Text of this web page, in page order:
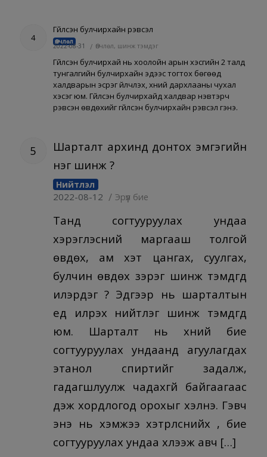
4
Гүйлсэн булчирхайн үрэвсэл
Өвчлөл
2022-08-31 / Өвчлөл, шинж тэмдэг
Гүйлсэн булчирхай нь хоолойн арын хэсгийн 2 талд
тунгалгийн булчирхайн эдээс тогтох бөгөөд
халдварын эсрэг үйлчлэх, хүний дархлааны чухал
хэсэг юм. Гүйлсэн булчирхайд халдвар нэвтэрч
үрэвсэн өвдөхийг гүйлсэн булчирхайн үрэвсэл гэнэ.
5
Шарталт архинд донтох эмгэгийн
нэг шинж үү?
Нийтлэл
2022-08-12 / Эрүүл бие
Танд согтууруулах ундаа
хэрэглэсний маргааш толгой
өвдөх, ам хэт цангах, суулгах,
булчин өвдөх зэрэг шинж тэмдгүүд
илэрдэг үү? Эдгээр нь шарталтын
үед илрэх нийтлэг шинж тэмдгүүд
юм. Шарталт нь хүний бие
согтууруулах ундаанд агуулагдах
этанол спиртийг задалж,
гадагшлуулж чадахгүй байгаагаас
үүдэж хордлогод орохыг хэлнэ. Гэвч
энэ нь хэмжээ хэтрүүлснийх үү, бие
согтууруулах ундаа хүлээж авч […]